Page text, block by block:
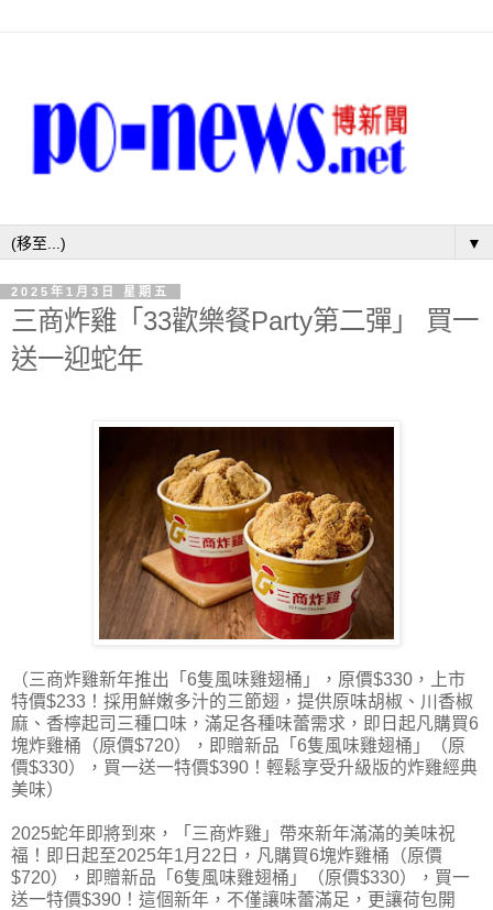
▼
2025年1月3日 星期五
三商炸雞「33歡樂餐Party第二彈」 買一
送一迎蛇年
（三商炸雞新年推出「6隻風味雞翅桶」，原價$330，上市
特價$233！採用鮮嫩多汁的三節翅，提供原味胡椒、川香椒
麻、香檸起司三種口味，滿足各種味蕾需求，即日起凡購買6
塊炸雞桶（原價$720），即贈新品「6隻風味雞翅桶」（原
價$330），買一送一特價$390！輕鬆享受升級版的炸雞經典
美味）
2025蛇年即將到來，「三商炸雞」帶來新年滿滿的美味祝
福！即日起至2025年1月22日，凡購買6塊炸雞桶（原價
$720），即贈新品「6隻風味雞翅桶」（原價$330），買一
送一特價$390！這個新年，不僅讓味蕾滿足，更讓荷包開